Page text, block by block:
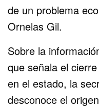
de un problema
Ornelas Gil.
Sobre la
que señala el
en el estado, la
desconoce el